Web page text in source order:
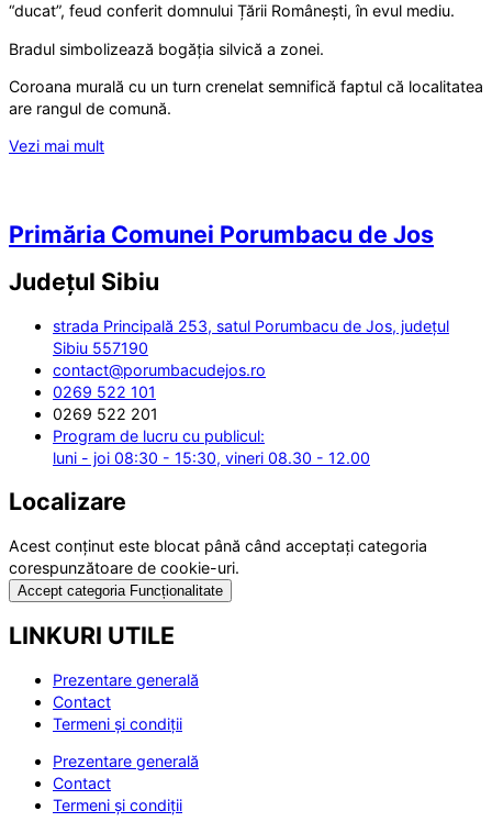
“ducat”, feud conferit domnului Țării Românești, în evul mediu.
Bradul simbolizează bogăția silvică a zonei.
Coroana murală cu un turn crenelat semnifică faptul că localitatea
are rangul de comună.
Vezi mai mult
Primăria Comunei Porumbacu de Jos
Județul Sibiu
strada Principală 253, satul Porumbacu de Jos, județul
Sibiu 557190
contact@porumbacudejos.ro
0269 522 101
0269 522 201
Program de lucru cu publicul:
luni - joi 08:30 - 15:30, vineri 08.30 - 12.00
Localizare
Acest conținut este blocat până când acceptați categoria
corespunzătoare de cookie-uri.
Accept categoria Funcționalitate
LINKURI UTILE
Prezentare generală
Contact
Termeni și condiții
Prezentare generală
Contact
Termeni și condiții